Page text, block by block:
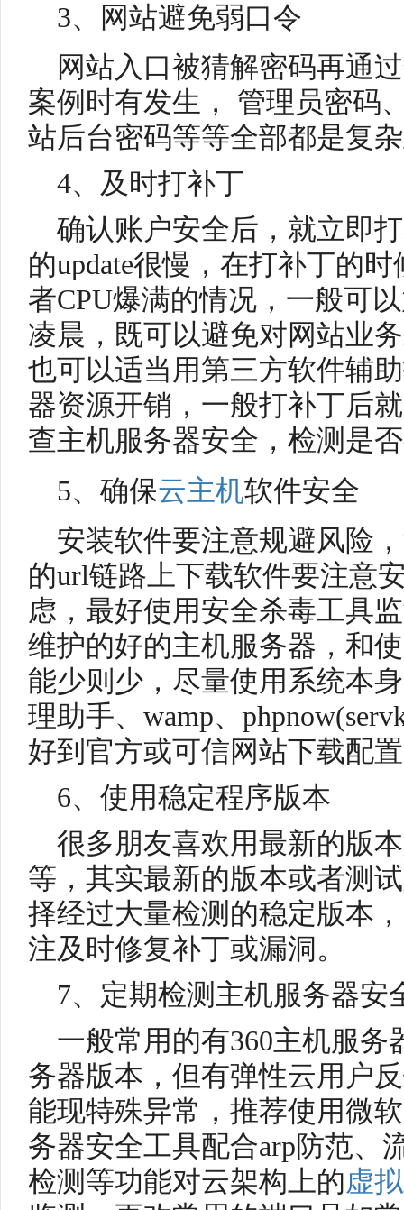
3、网站避免弱口令
网站入口被猜解密码再通
案例时有发生， 管理员密码
站后台密码等等全部都是复
4、及时打补丁
确认账户安全后，就立即
的update很慢，在打补丁的
者CPU爆满的情况，一般可
凌晨，既可以避免对网站业
也可以适当用第三方软件辅
器资源开销，一般打补丁后
查主机服务器安全，检测是
5、确保云主机软件安全
安装软件要注意规避风险
的url链路上下载软件要注意
虑，最好使用安全杀毒工具
维护的好的主机服务器，和
能少则少，尽量使用系统本
理助手、wamp、
好到官方或可信网站下载配
6、使用稳定程序版本
很多朋友喜欢用最新的版
等，其实最新的版本或者测
择经过大量检测的稳定版本
注及时修复补丁或漏洞。
7、定期检测主机服务器安
一般常用的有360主机服
务器版本，但有弹性云用户
能现特殊异常，推荐使用微
务器安全工具配合arp防范、
检测等功能对云架构上的虚